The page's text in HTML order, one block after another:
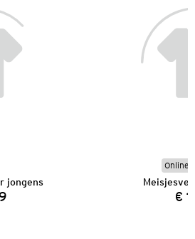
jongens
Online
€